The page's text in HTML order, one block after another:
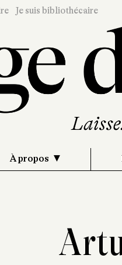
Je suis bibliothécaire
À propos